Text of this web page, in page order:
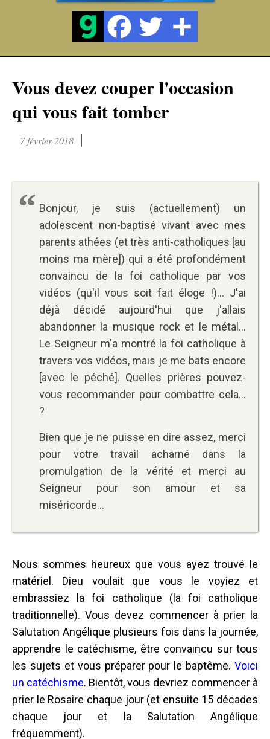
Vous devez couper l'occasion
qui vous fait tomber
7 février 2018
Bonjour, je suis (actuellement) un
adolescent non-baptisé vivant avec mes
parents athées (et très anti-catholiques [au
moins ma mère]) qui a été profondément
convaincu de la foi catholique par vos
vidéos (qu'il vous soit fait éloge !)... J'ai
déjà décidé aujourd'hui que j'allais
abandonner la musique rock et le métal...
Le Seigneur m'a montré la foi catholique à
travers vos vidéos, mais je me bats encore
[avec le péché]. Quelles prières pouvez-
vous recommander pour combattre cela...
?
Bien que je ne puisse en dire assez, merci
pour votre travail acharné dans la
promulgation de la vérité et merci au
Seigneur pour son amour et sa
miséricorde...
Nous sommes heureux que vous ayez trouvé le
matériel. Dieu voulait que vous le voyiez et
embrassiez la foi catholique (la foi catholique
traditionnelle). Vous devez commencer à prier la
Salutation Angélique plusieurs fois dans la journée,
apprendre le catéchisme, être convaincu sur tous
les sujets et vous préparer pour le baptême. Voici
un catéchisme. Bientôt, vous devriez commencer à
prier le Rosaire chaque jour (et ensuite 15 décades
chaque jour et la Salutation Angélique
fréquemment).